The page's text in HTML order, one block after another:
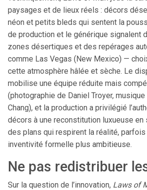
paysages et de lieux réels : décors
néon et petits bleds qui sentent la
de production et le générique signalent
zones désertiques et des repérages
comme Las Vegas (New Mexico) —
cette atmosphère hâlée et sèche. Le
mobilise une équipe réduite mais
(photographie de Daniel Troyer, musique
Chang), et la production a privilégié
décors à une reconstitution luxueuse en
des plans qui respirent la réalité, parfois
inventivité formelle plus ambitieuse.
Ne pas redistribuer
Sur la question de l’innovation, Laws of